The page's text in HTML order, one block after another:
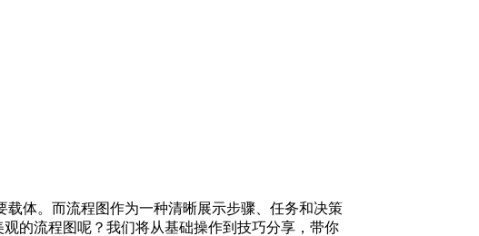
体。而流程图作为一种清晰展示步骤、任务和决策
的流程图呢？我们将从基础操作到技巧分享，带你